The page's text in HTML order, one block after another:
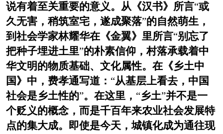
说有着至关重要的意义。从《汉书》所言“或
久无害，稍筑室宅，遂成聚落”的自然萌生，
到社会学家林耀华在《金翼》里所言“别忘了
把种子埋进土里”的朴素信仰，村落承载着中
华文明的物质基础、文化属性。在《乡土中
国》中，费孝通写道： “从基层上看去，中国
社会是乡土性的”。在这里， “乡土”并不是一
个贬义的概念，而是千百年来农业社会发展特
点的集大成。即使是今天，城镇化成为通往现